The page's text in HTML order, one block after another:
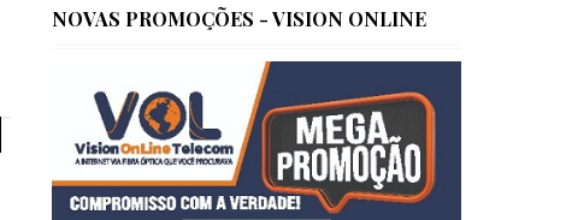
NOVAS PROMOÇÕES - VISION ONLINE